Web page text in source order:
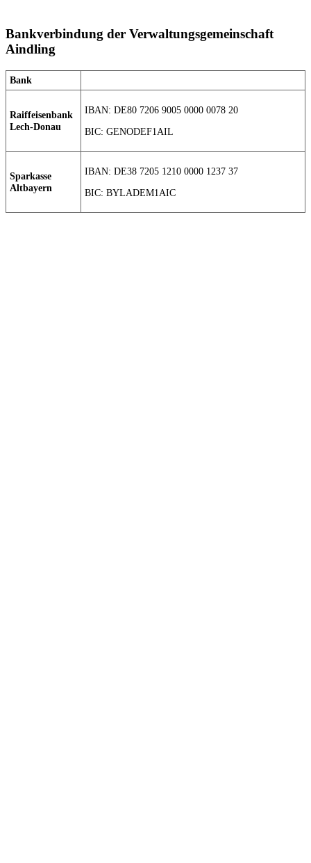
Bankverbindung der Verwaltungsgemeinschaft
Aindling
Bank
Raiffeisenbank
Lech-Donau
IBAN: DE80 7206 9005 0000 0078 20
BIC: GENODEF1AIL
Sparkasse
Altbayern
IBAN: DE38 7205 1210 0000 1237 37
BIC: BYLADEM1AIC